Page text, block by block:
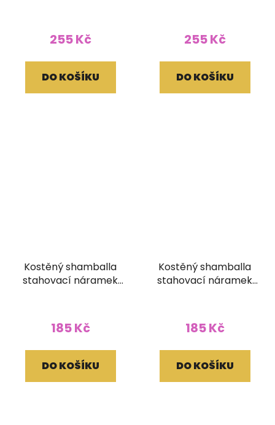
255 Kč
DO KOŠÍKU
255 Kč
DO KOŠÍKU
Kostěný shamballa
stahovací náramek
185 Kč
DO KOŠÍKU
Kostěný shamballa
stahovací náramek
185 Kč
DO KOŠÍKU